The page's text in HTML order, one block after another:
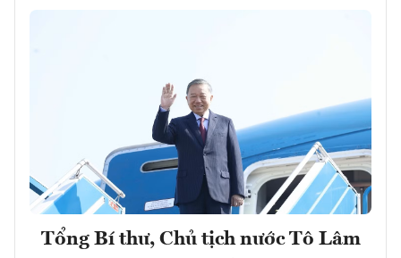
Tổng Bí thư, Chủ tịch nước Tô Lâm